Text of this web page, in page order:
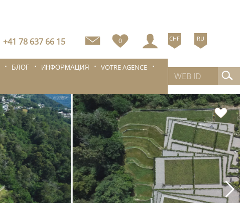
+41 78 637 66 15 0 CHF RU
БЛОГ ИНФОРМАЦИЯ
VOTRE AGENCE